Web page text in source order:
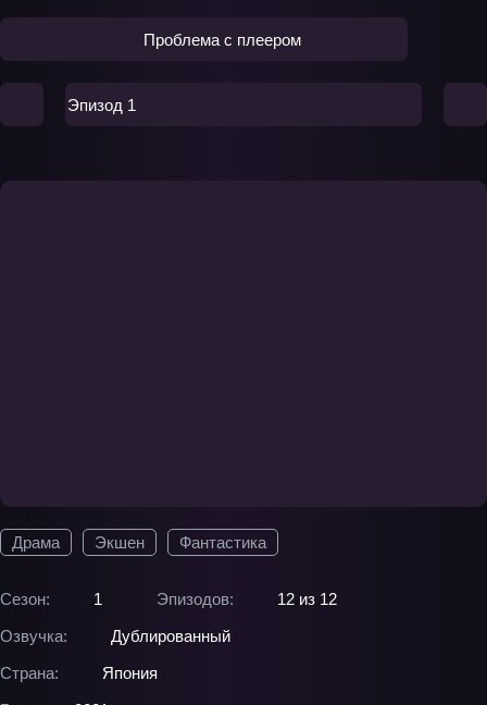
Драма Экшен Фантастика
Сезон: 1 Эпизодов:
12 из 12
Озвучка:
Дублированный
Страна:
Япония
Проблема с плеером
Эпизод 1